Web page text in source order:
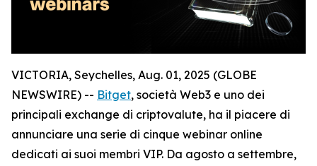
VICTORIA, Seychelles, Aug. 01, 2025 (GLOBE
NEWSWIRE) -- Bitget, società Web3 e uno dei
principali exchange di criptovalute, ha il piacere di
annunciare una serie di cinque webinar online
dedicati ai suoi membri VIP. Da agosto a settembre,